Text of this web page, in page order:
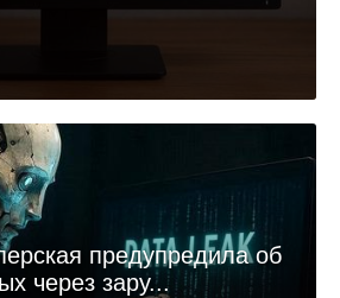
предупредила об
через зару...